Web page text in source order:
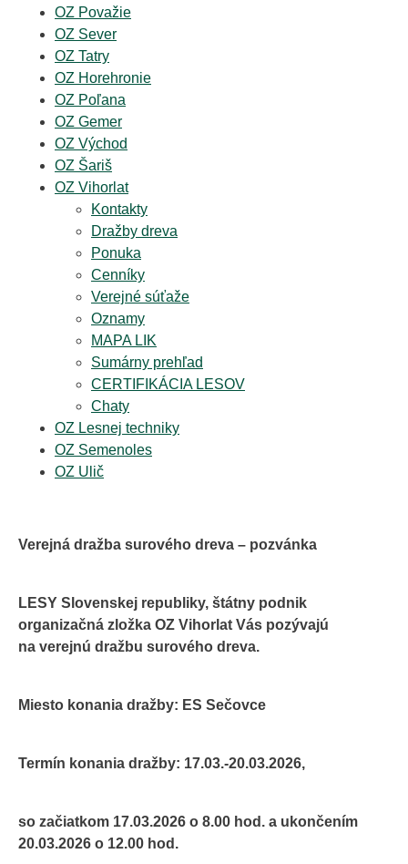
OZ Považie
OZ Sever
OZ Tatry
OZ Horehronie
OZ Poľana
OZ Gemer
OZ Východ
OZ Šariš
OZ Vihorlat
Kontakty
Dražby dreva
Ponuka
Cenníky
Verejné súťaže
Oznamy
MAPA LIK
Sumárny prehľad
CERTIFIKÁCIA LESOV
Chaty
OZ Lesnej techniky
OZ Semenoles
OZ Ulič
Verejná dražba surového dreva – pozvánka
LESY Slovenskej republiky, štátny podnik
organizačná zložka OZ Vihorlat Vás pozývajú
na verejnú dražbu surového dreva.
Miesto konania dražby: ES Sečovce
Termín konania dražby: 17.03.-20.03.2026,
so začiatkom 17.03.2026 o 8.00 hod. a ukončením
20.03.2026 o 12.00 hod.